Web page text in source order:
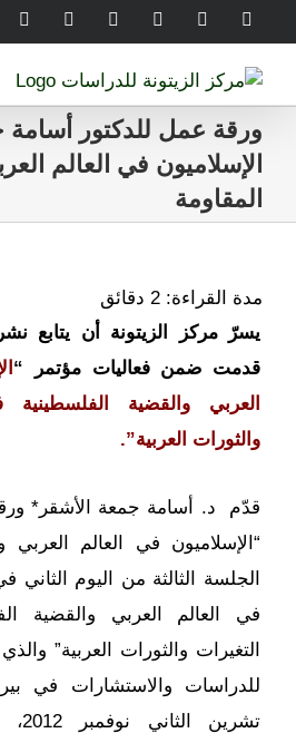
to
content
Facebook
Instagram
YouTube
Tiktok
ورقة عمل للدكتور أسامة
الإسلاميون في العالم
المقاومة
مدة القراءة: 2 دقائق
يسرّ مركز الزيتونة أن يتابع
قدمت ضمن فعاليات مؤتمر “
العربي والقضية
والثورات العربية”.
قدّم د. أسامة جمعة الأشقر*
“الإسلاميون في العالم العربي
الجلسة الثالثة من اليوم الثاني
في العالم العربي والقضية
التغيرات والثورات العربية”